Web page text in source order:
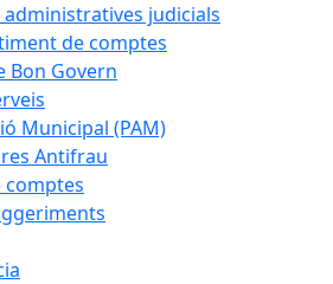
administratives judicials
de comptes
Bon Govern
Municipal (PAM)
Antifrau
comptes